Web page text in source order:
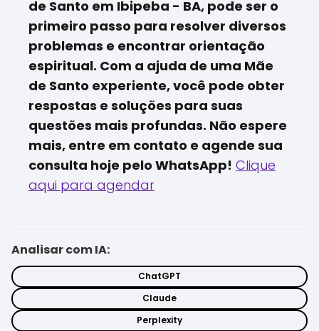
de Santo em Ibipeba - BA, pode ser o
primeiro passo para resolver diversos
problemas e encontrar orientação
espiritual. Com a ajuda de uma Mãe
de Santo experiente, você pode obter
respostas e soluções para suas
questões mais profundas. Não espere
mais, entre em contato e agende sua
consulta hoje pelo WhatsApp! Clique
aqui para agendar
Analisar com IA:
ChatGPT
Claude
Perplexity